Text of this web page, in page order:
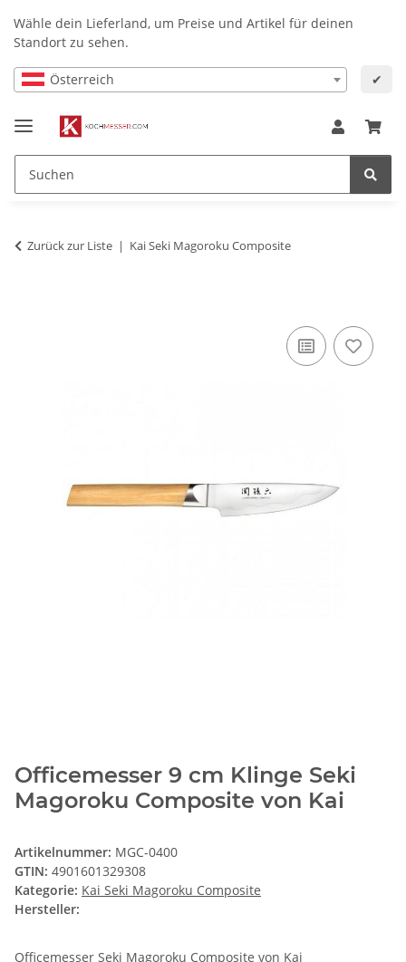
Wähle dein Lieferland, um Preise und Artikel für deinen
Standort zu sehen.
Österreich ✔
Zurück zur Liste Kai Seki Magoroku Composite
Officemesser 9 cm Klinge Seki
Magoroku Composite von Kai
Artikelnummer: MGC-0400
GTIN: 4901601329308
Kategorie: Kai Seki Magoroku Composite
Hersteller:
Officemesser Seki Magoroku Composite von Kai